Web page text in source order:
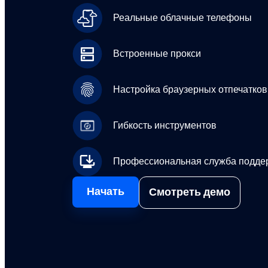
Реальные облачные телефоны
Встроенные прокси
Настройка браузерных отпечатков
Гибкость инструментов
Профессиональная служба
Начать Смотреть демо